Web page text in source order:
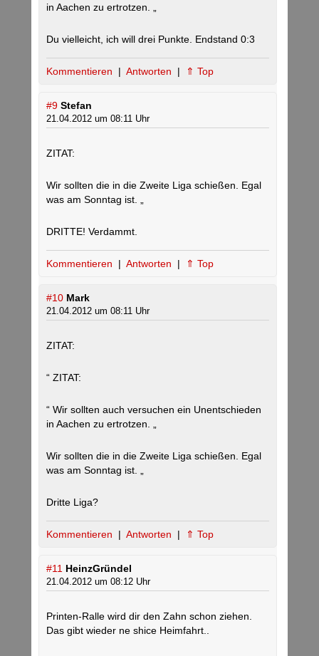
in Aachen zu ertrotzen. „
Du vielleicht, ich will drei Punkte. Endstand 0:3
Kommentieren | Antworten | ⇑ Top
#9 Stefan
21.04.2012 um 08:11 Uhr
ZITAT:
Wir sollten die in die Zweite Liga schießen. Egal
was am Sonntag ist. „
DRITTE! Verdammt.
Kommentieren | Antworten | ⇑ Top
#10 Mark
21.04.2012 um 08:11 Uhr
ZITAT:
“ ZITAT:
“ Wir sollten auch versuchen ein Unentschieden
in Aachen zu ertrotzen. „
Wir sollten die in die Zweite Liga schießen. Egal
was am Sonntag ist. „
Dritte Liga?
Kommentieren | Antworten | ⇑ Top
#11 HeinzGründel
21.04.2012 um 08:12 Uhr
Printen-Ralle wird dir den Zahn schon ziehen.
Das gibt wieder ne shice Heimfahrt..